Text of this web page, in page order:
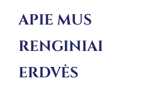
APIE MUS
RENGINIAI
ERDVĖS